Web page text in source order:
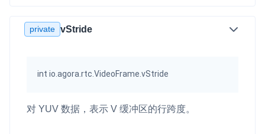
private vStride
int io.agora.rtc.VideoFrame.vStride
对 YUV 数据，表示 V 缓冲区的行跨度。